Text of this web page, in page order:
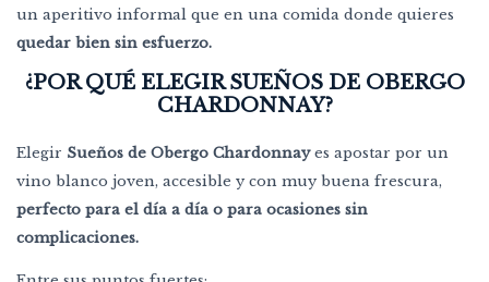
un aperitivo informal que en una comida donde quieres
quedar bien sin esfuerzo.
¿POR QUÉ ELEGIR SUEÑOS DE OBERGO
CHARDONNAY?
Elegir Sueños de Obergo Chardonnayes apostar por un
vino blanco joven, accesible y con muy buena frescura,
perfecto para el día a día o para ocasiones sin
complicaciones.